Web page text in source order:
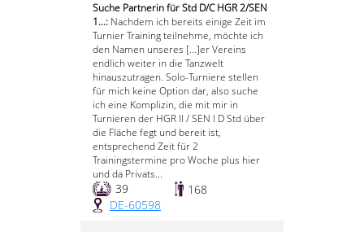
Suche Partnerin für Std D/C HGR 2/SEN
1...: Nachdem ich bereits einige Zeit im
Turnier Training teilnehme, möchte ich
den Namen unseres [...]er Vereins
endlich weiter in die Tanzwelt
hinauszutragen. Solo-Turniere stellen
für mich keine Option dar, also suche
ich eine Komplizin, die mit mir in
Turnieren der HGR II / SEN I D Std über
die Fläche fegt und bereit ist,
entsprechend Zeit für 2
Trainingstermine pro Woche plus hier
und da Privats...
39
168
DE-60598